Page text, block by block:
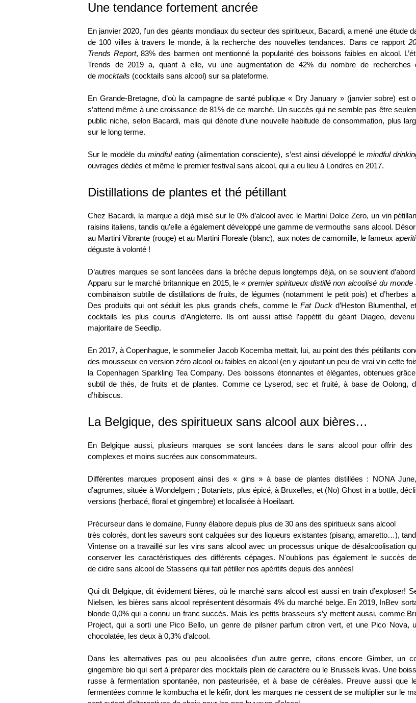
Une tendance fortement ancrée
En janvier 2020, l’un des géants mondiaux du secteur des spiritueux, Bacardi, a mené une étude
de 100 villes à travers le monde, à la recherche des nouvelles tendances. Dans ce rapport
Trends Report,83% des barmenont mentionné la popularité des boissons faibles en alcool.
Trends de 2019 a, quant à elle, vu une augmentation de 42% du nombre de recherches
de mocktails (cocktails sans alcool) sur sa plateforme.
En Grande-Bretagne, d’où la campagne de santé publique « Dry January » (janvier sobre) est
s’attend même à unecroissance de 81% de ce marché. Un succès qui ne semble pas être
public niche, selon Bacardi, mais qui dénote d’une nouvelle habitude de consommation, plus
sur le long terme.
Sur le modèle dumindful eating (alimentation consciente), s’est ainsi développé le mindful
ouvrages dédiés et même le premier festival sans alcool, qui a eu lieu à Londres en 2017.
Distillations de plantes et thé pétillant
Chez Bacardi, la marque a déjà misé sur le 0% d’alcoolavec le Martini Dolce Zero, un vin
raisins italiens, tandis qu’elle a également développé une gamme de vermouths sans alcool.
au Martini Vibrante (rouge) et au Martini Floreale (blanc), aux notes de camomille, le fameux
déguste à volonté !
D’autres marques se sont lancées dans la brèche depuis longtemps déjà, on se souvient
Apparu sur le marché britannique en 2015, le«premier spiritueux distillé non alcoolisé du monde
combinaison subtile de distillations de fruits, de légumes (notamment le petit pois) et d’herbes
Des produits qui ont séduit les plus grands chefs, comme leFat Duckd’Heston Blumenthal,
cocktails les plus courus d’Angleterre. Ils ont aussi attisé l’appétit du géant Diageo, devenu
majoritaire de Seedlip.
En 2017, à Copenhague, le sommelier Jacob Kocemba mettait, lui, au point desthés pétillants
des mousseux en version zéro alcool ou faibles en alcool(en y ajoutant un peu de vrai vin cette
la Copenhagen Sparkling Tea Company. Des boissons étonnantes et élégantes, obtenues
subtil de thés, de fruits et de plantes. Comme ce Lyserod, sec et fruité, à base de Oolong,
d’hibiscus.
La Belgique, des spiritueux sans alcool aux bières…
En Belgique aussi, plusieurs marques se sont lancées dans le sans alcool pour offrir des
complexes et moins sucrées aux consommateurs.
Différentes marques proposent ainsi des « gins » à base de plantes distillées : NONA
d’agrumes, située à Wondelgem ; Botaniets, plus épicé, à Bruxelles, et (No) Ghost in a bottle,
versions (herbacé, floral et gingembre) et localisée à Hoeilaart.
Précurseur dans le domaine, Funny élabore depuis plus de 30 ans des spiritueux sans alcool
très colorés, dont les saveurs sont calquées sur des liqueurs existantes (pisang, amaretto…),
Vintense on a travaillé sur les vins sans alcoolavec un processus unique de désalcoolisation
conserver les caractéristiques des différents cépages. N'oublions pas également le succès
de cidre sans alcool de Stassens qui fait pétiller nos apéritifs depuis des années!
Qui dit Belgique, dit évidement bières, où le marché sans alcool est aussi en train d’exploser!
Nielsen, les bières sans alcool représentent désormais 4% du marché belge. En 2019, InBev
blonde 0,0% qui a connu un franc succès. Mais les petits brasseurs s’y mettent aussi, comme
Project, qui a sorti une Pico Bello, un genre de pilsner parfum citron vert, et une Pico Nova,
chocolatée, les deux à 0,3% d’alcool.
Dans les alternatives pas ou peu alcoolisées d’un autre genre, citons encore Gimber, un
gingembre bio qui sert à préparer des mocktails plein de caractère ou le Brussels kvas. Une
russe à fermentation spontanée, non pasteurisée, et à base de céréales. Preuve aussi que
fermentées comme le kombucha et le kéfir, dont les marques ne cessent de se multiplier sur le